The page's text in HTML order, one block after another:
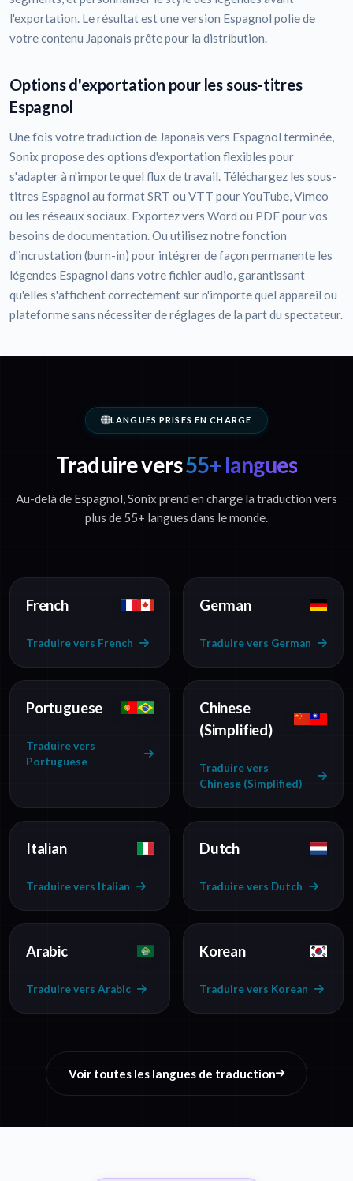
l'exportation. Le résultat est une version Espagnol polie de
votre contenu Japonais prête pour la distribution.
Options d'exportation pour les sous-titres
Espagnol
Une fois votre traduction de Japonais vers Espagnol terminée,
Sonix propose des options d'exportation flexibles pour
s'adapter à n'importe quel flux de travail. Téléchargez les sous-
titres Espagnol au format SRT ou VTT pour YouTube, Vimeo
ou les réseaux sociaux. Exportez vers Word ou PDF pour vos
besoins de documentation. Ou utilisez notre fonction
d'incrustation (burn-in) pour intégrer de façon permanente les
légendes Espagnol dans votre fichier audio, garantissant
qu'elles s'affichent correctement sur n'importe quel appareil ou
plateforme sans nécessiter de réglages de la part du spectateur.
LANGUES PRISES EN CHARGE
Traduire vers55+ langues
Au-delà de Espagnol, Sonix prend en charge la traduction vers
plus de 55+ langues dans le monde.
French
Traduire vers French
German
Traduire vers German
Portuguese
Traduire vers
Portuguese
Chinese
(Simplified)
Traduire vers
Chinese (Simplified)
Italian
Traduire vers Italian
Dutch
Traduire vers Dutch
Arabic
Traduire vers Arabic
Korean
Traduire vers Korean
Voir toutes les langues de traduction